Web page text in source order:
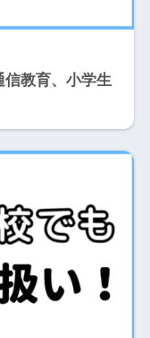
信教育、小学生